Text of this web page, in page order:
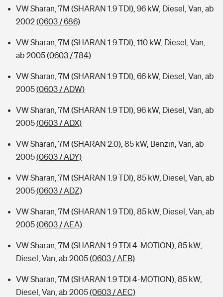
VW Sharan, 7M (SHARAN 1.9 TDI), 96 kW, Diesel, Van, ab
2002(0603 / 686)
VW Sharan, 7M (SHARAN 1.9 TDI), 110 kW, Diesel, Van,
ab 2005(0603 / 784)
VW Sharan, 7M (SHARAN 1.9 TDI), 66 kW, Diesel, Van, ab
2005(0603 / ADW)
VW Sharan, 7M (SHARAN 1.9 TDI), 96 kW, Diesel, Van, ab
2005(0603 / ADX)
VW Sharan, 7M (SHARAN 2.0), 85 kW, Benzin, Van, ab
2005(0603 / ADY)
VW Sharan, 7M (SHARAN 1.9 TDI), 85 kW, Diesel, Van, ab
2005(0603 / ADZ)
VW Sharan, 7M (SHARAN 1.9 TDI), 85 kW, Diesel, Van, ab
2005(0603 / AEA)
VW Sharan, 7M (SHARAN 1.9 TDI 4-MOTION), 85 kW,
Diesel, Van, ab 2005(0603 / AEB)
VW Sharan, 7M (SHARAN 1.9 TDI 4-MOTION), 85 kW,
Diesel, Van, ab 2005(0603 / AEC)